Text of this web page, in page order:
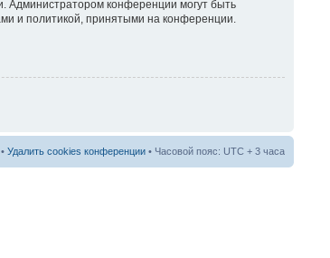
Администратором конференции могут быть
и политикой, принятыми на конференции.
• Удалить cookies конференции • Часовой пояс: UTC + 3 часа